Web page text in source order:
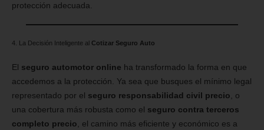
protección adecuada.
4. La Decisión Inteligente al Cotizar Seguro Auto
El seguro automotor online ha transformado la forma en que
accedemos a la protección. Ya sea que busques el mínimo legal
representado por el seguro responsabilidad civil precio , o
una cobertura más robusta como el seguro contra terceros
completo precio , el camino más eficiente y económico es a